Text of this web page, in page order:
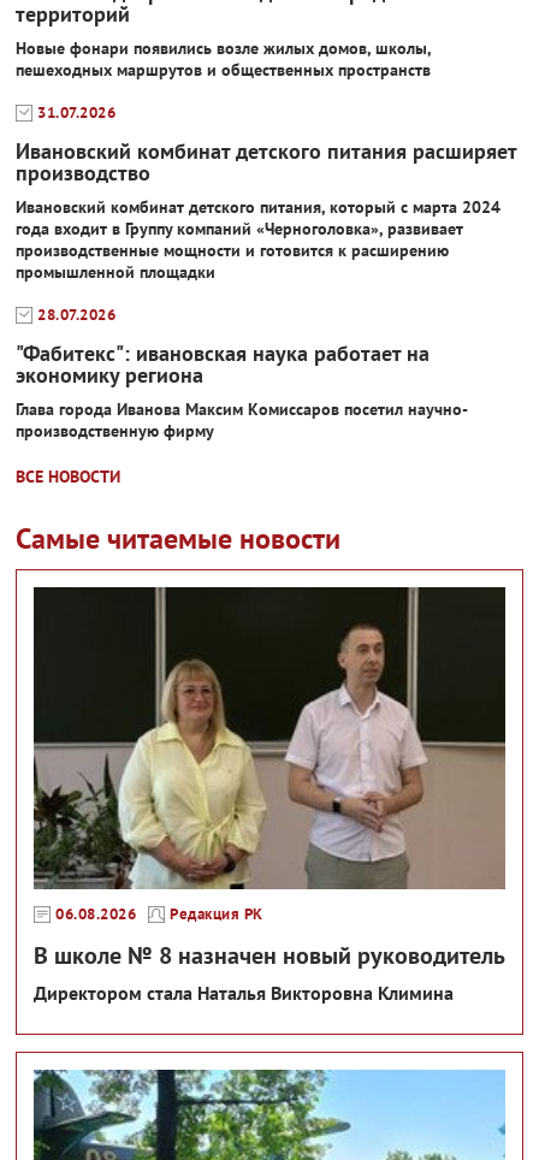
территорий
Новые фонари появились возле жилых домов, школы,
пешеходных маршрутов и общественных пространств
31.07.2026
Ивановский комбинат детского питания расширяет
производство
Ивановский комбинат детского питания, который с марта 2024
года входит в Группу компаний «Черноголовка», развивает
производственные мощности и готовится к расширению
промышленной площадки
28.07.2026
"Фабитекс": ивановская наука работает на
экономику региона
Глава города Иванова Максим Комиссаров посетил научно-
производственную фирму
ВСЕ НОВОСТИ
Самые читаемые новости
06.08.2026 Редакция РК
В школе № 8 назначен новый руководитель
Директором стала Наталья Викторовна Климина